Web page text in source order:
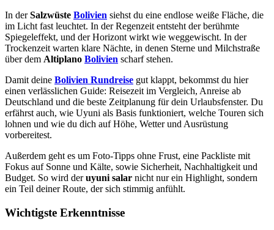
In derSalzwüste Bolivien siehst du eine endlose weiße Fläche, die
im Licht fast leuchtet. In der Regenzeit entsteht der berühmte
Spiegeleffekt, und der Horizont wirkt wie weggewischt. In der
Trockenzeit warten klare Nächte, in denen Sterne und Milchstraße
über dem Altiplano Bolivien scharf stehen.
Damit deine Bolivien Rundreise gut klappt, bekommst du hier
einen verlässlichen Guide: Reisezeit im Vergleich, Anreise ab
Deutschland und die beste Zeitplanung für dein Urlaubsfenster. Du
erfährst auch, wie Uyuni als Basis funktioniert, welche Touren sich
lohnen und wie du dich auf Höhe, Wetter und Ausrüstung
vorbereitest.
Außerdem geht es um Foto-Tipps ohne Frust, eine Packliste mit
Fokus auf Sonne und Kälte, sowie Sicherheit, Nachhaltigkeit und
Budget. So wird deruyuni salar nicht nur ein Highlight, sondern
ein Teil deiner Route, der sich stimmig anfühlt.
Wichtigste Erkenntnisse